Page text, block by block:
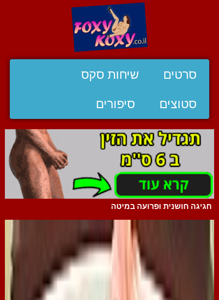
סרטים שיחות סקס
סטוצים סיפורים
חגיגה חושנית ופרועה במיטה